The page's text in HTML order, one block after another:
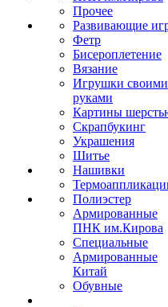
Прочее
Развивающие
Фетр
Бисероплетение
Вязание
Игрушки своими
руками
Картины
Скрапбукинг
Украшения
Шитье
Нашивки
Полиэстер
Армированные
ПНК им.Кирова
Специальные
Армированные
Китай
Обувные